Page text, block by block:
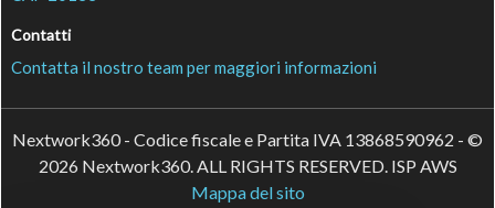
Contatti
Contatta il nostro team per maggiori informazioni
Nextwork360 - Codice fiscale e Partita IVA 13868590962 - ©
2026 Nextwork360. ALL RIGHTS RESERVED. ISP AWS
Mappa del sito